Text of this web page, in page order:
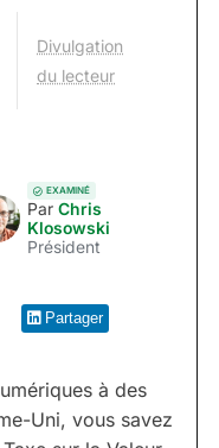
Divulgation
du lecteur
EXAMINÉ
Par Chris
Klosowski
Président
Partager
à des
Uni, vous savez